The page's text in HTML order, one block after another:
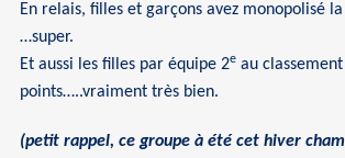
En relais, filles et garçons avez monopolisé
…super.
Et aussi les filles par équipe 2e au
points…..vraiment très bien.
(petit rappel, ce groupe à été cet hiver